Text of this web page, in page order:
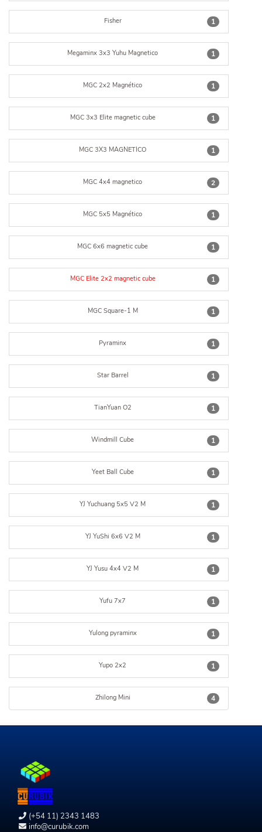
1
Fisher
1
Megaminx 3x3 Yuhu Magnetico
1
MGC 2x2 Magnético
1
MGC 3x3 Elite magnetic cube
1
MGC 3X3 MAGNETICO
2
MGC 4x4 magnetico
1
MGC 5x5 Magnético
1
MGC 6x6 magnetic cube
1
MGC Elite 2x2 magnetic cube
1
MGC Square-1 M
1
Pyraminx
1
Star Barrel
1
TianYuan O2
1
Windmill Cube
1
Yeet Ball Cube
1
YJ Yuchuang 5x5 V2 M
1
YJ YuShi 6x6 V2 M
1
YJ Yusu 4x4 V2 M
1
Yufu 7x7
1
Yulong pyraminx
1
Yupo 2x2
4
Zhilong Mini
(+54 11) 2343 1483
info@curubik.com